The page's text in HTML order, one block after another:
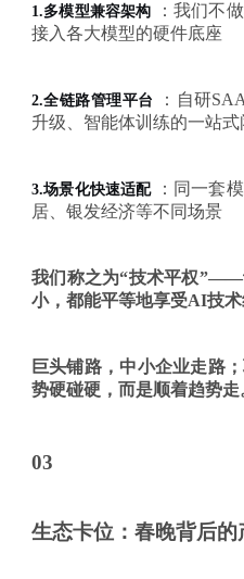
1.多模型兼容架构 ：我们不
接入各大模型的硬件底座
2.全链路管理平台 ： 自研
升级、智能体训练的一站式
3.场景化快速适配 ： 同一套
居、银发经济等不同场景
我们称之为“技术平权”——
小，都能平等地享受AI技术
巨头铺路，中小企业走路
势硬碰硬，而是顺着趋势走
03
生态卡位：春晚背后的